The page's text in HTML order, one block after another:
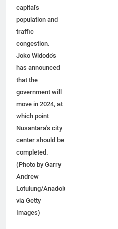
capital's
population and
traffic
congestion.
Joko Widodo's
has announced
that the
government will
move in 2024, at
which point
Nusantara's city
center should be
completed.
(Photo by Garry
Andrew
Lotulung/Anadolu
via Getty
Images)